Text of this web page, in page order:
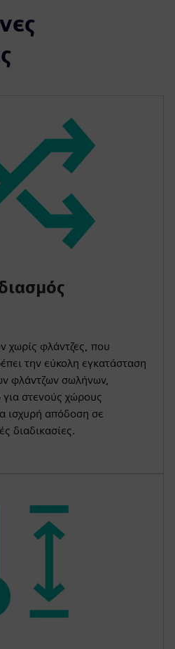
χωρίς φλάντζες, που
την εύκολη εγκατάσταση
φλάντζων σωλήνων,
για στενούς χώρους
ισχυρή απόδοση σε
διαδικασίες.